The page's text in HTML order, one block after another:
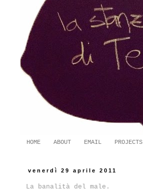
HOME ABOUT EMAIL PROJECTS
venerdì 29 aprile 2011
La banalità del male.